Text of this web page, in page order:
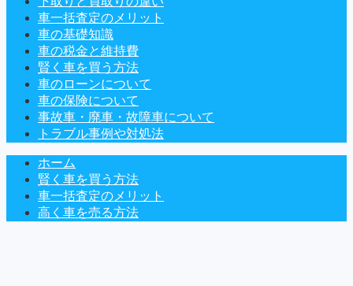
車一括査定のメリット
車の基礎知識
車の税金と維持費
賢く車を買う方法
車のローンについて
車の保険について
事故車・廃車・故障車について
トラブル事例や対処法
ホーム
賢く車を買う方法
車一括査定のメリット
高く車を売る方法